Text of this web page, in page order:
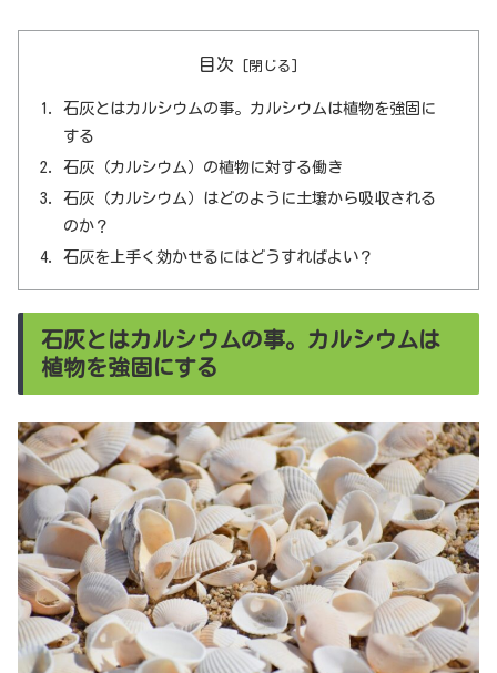
目次
石灰とはカルシウムの事。カルシウムは植物を強固に
する
石灰（カルシウム）の植物に対する働き
石灰（カルシウム）はどのように土壌から吸収される
のか？
石灰を上手く効かせるにはどうすればよい？
石灰とはカルシウムの事。カルシウムは
植物を強固にする